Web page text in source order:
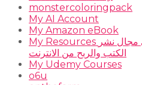
monstercoloringpack
My AI Account
My Amazon eBook
My Resources المصادر التي أعتمد عليها في مجال نشر
الكتب والربح من الانترنت
My Udemy Courses
o6u